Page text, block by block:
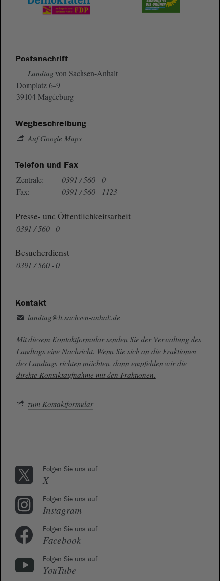
Postanschrift
Landtag von Sachsen-Anhalt
Domplatz 6–9
39104 Magdeburg
Wegbeschreibung
Auf Google Maps
Telefon und Fax
Zentrale:
0391 / 560 - 0
Fax:
0391 / 560 - 1123
Presse- und Öffentlichkeitsarbeit
0391 / 560 - 0
Besucherdienst
0391 / 560 - 0
Kontakt
landtag@lt.sachsen-anhalt.de
Mit diesem Kontaktformular senden Sie der Verwaltung des
Landtags eine Nachricht. Wenn Sie sich an die Fraktionen
des Landtags richten möchten, dann empfehlen wir die
direkte Kontaktaufnahme mit den Fraktionen.
zum Kontaktformular
Folgen Sie uns auf
X
Folgen Sie uns auf
Instagram
Folgen Sie uns auf
Facebook
Folgen Sie uns auf
YouTube